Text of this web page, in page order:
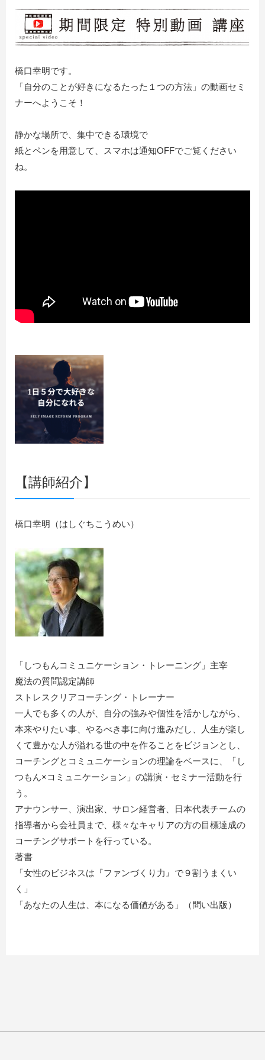
橋口幸明です。
「自分のことが好きになるたった１つの方法 」の動画セミ
ナーへようこそ！
静かな場所で、集中できる環境で
紙とペンを用意して、スマホは通知OFFでご覧ください
ね。
【講師紹介】
橋口幸明（はしぐちこうめい）
「しつもんコミュニケーション・トレーニング」主宰
魔法の質問認定講師
ストレスクリアコーチング・トレーナー
一人でも多くの人が、自分の強みや個性を活かしながら、
本来やりたい事、やるべき事に向け進みだし、人生が楽し
くて豊かな人が溢れる世の中を作ることをビジョンとし、
コーチングとコミュニケーションの理論をベースに、「し
つもん×コミュニケーション」の講演・セミナー活動を行
う。
アナウンサー、演出家、サロン経営者、日本代表チームの
指導者から会社員まで、様々なキャリアの方の目標達成の
コーチングサポートを行っている。
著書
「女性のビジネスは『ファンづくり力』で９割うまくい
く」
「あなたの人生は、本になる価値がある」（問い出版）